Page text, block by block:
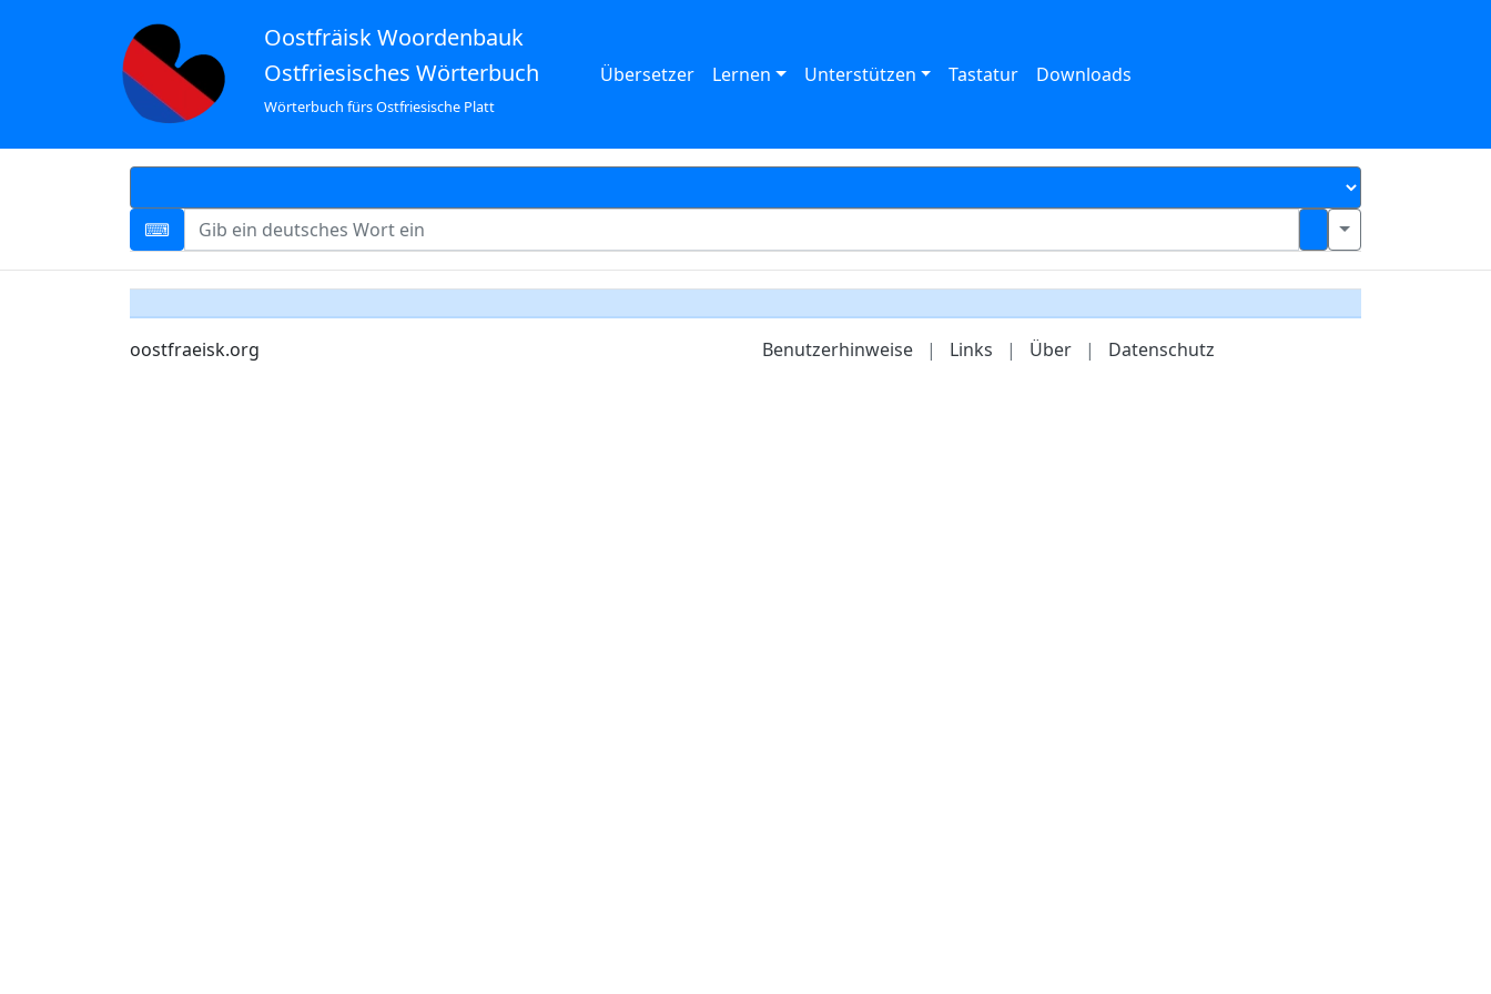
Oostfräisk Woordenbauk
Ostfriesisches Wörterbuch
Wörterbuch fürs Ostfriesische Platt
Übersetzer Lernen Unterstützen Tastatur Downloads
oostfraeisk.org Benutzerhinweise | Links | Über | Datenschutz